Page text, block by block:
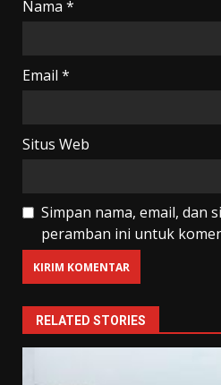
Nama *
Email *
Situs Web
Simpan nama, email, dan
peramban ini untuk
RELATED STORIES